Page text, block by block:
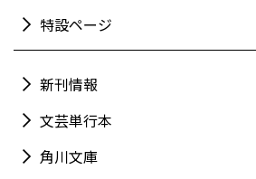
特設ページ
新刊情報
文芸単行本
角川文庫